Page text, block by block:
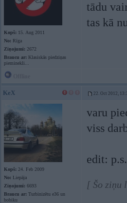
Kopš: 15. Aug 2011
No: Rīga
Ziņojumi: 2672
Braucu ar: Klasiskās piedziņas
pieminekli...
tādu
tas kā
KeX 22. Oct 2012,
Kopš: 24. Feb 2009
No: Liepāja
Ziņojumi: 6693
Braucu ar: Turbinizētu e36 un
bobiku
varu
viss
edit:
[ Šo ziņu